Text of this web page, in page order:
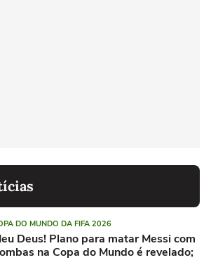
DO MUNDO DA FIFA 2026
Deus! Plano para matar Messi com
na Copa do Mundo é revelado;